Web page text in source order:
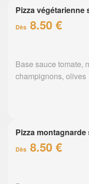
Pizza végétarienne
Dès 8.50 €
Base sauce tomate,
champignons, olives
Pizza montagnarde
Dès 8.50 €